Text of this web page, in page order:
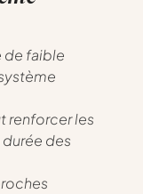
de faible
renforcer les
des